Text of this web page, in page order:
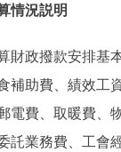
情況説明
財政撥款安排基
補助費、績效工
電費、取暖費、
託業務費、工會